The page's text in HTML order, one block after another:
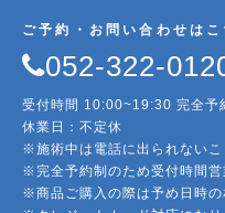
ご予約・お問い合わせはこ
052-322-
受付時間 10:00~19:30 完全予
休業日：不定休
※施術中は電話に出られないこ
※完全予約制のため受付時間
※商品ご購入の際は予め日時